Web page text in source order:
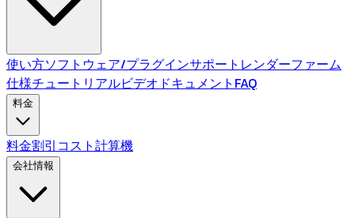
使い方ソフトウェア/プラグインサポート レンダーファーム
仕様チュートリアルビデオ ドキュメント FAQ
料金
料金割引 コスト計算機
会社情報